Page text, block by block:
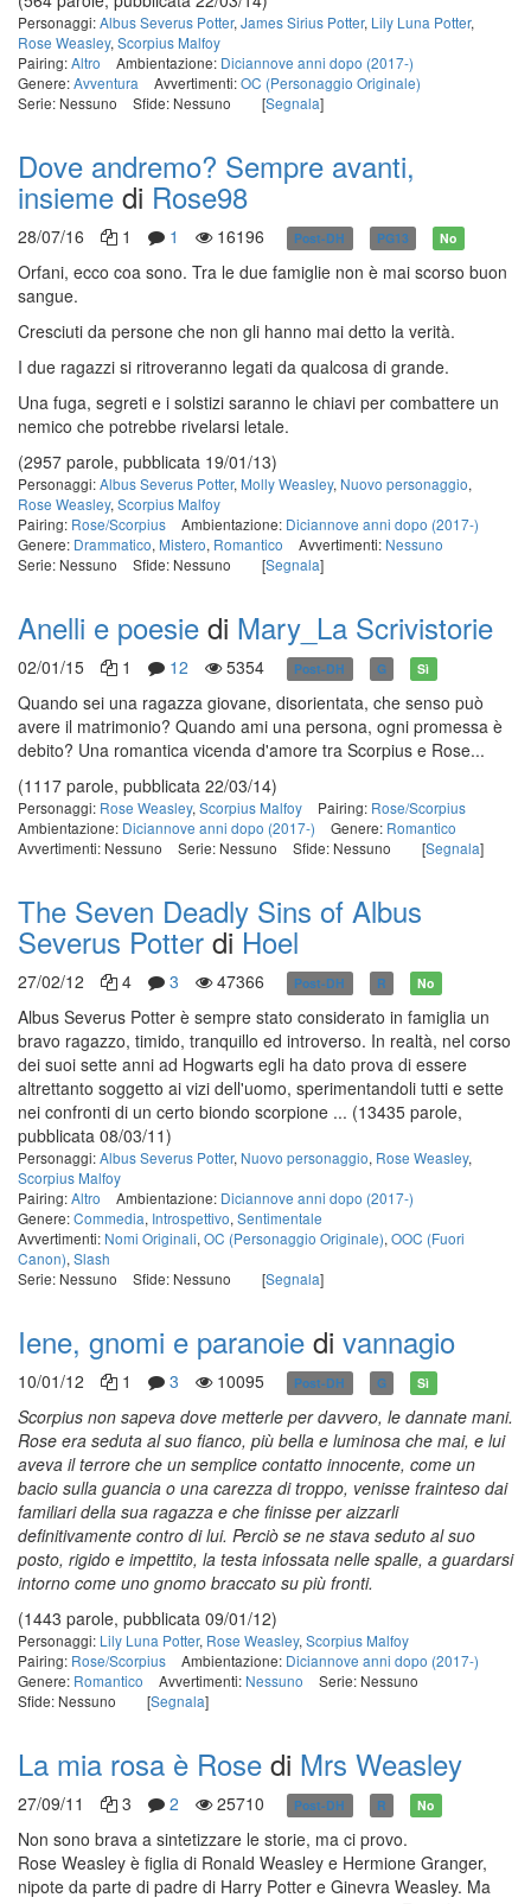
Personaggi:Albus Severus Potter, James Sirius Potter, Lily Luna Potter,
Rose Weasley, Scorpius Malfoy
Pairing:Altro Ambientazione: Diciannove anni dopo (2017-)
Genere:Avventura Avvertimenti:OC (Personaggio Originale)
Serie: Nessuno
Sfide: Nessuno [Segnala]
Dove andremo? Sempre avanti,
insieme di Rose98
28/07/16 1 1 16196 Post-DH PG13 No
Orfani, ecco coa sono. Tra le due famiglie non è mai scorso buon
sangue.
Cresciuti da persone che non gli hanno mai detto la verità.
I due ragazzi si ritroveranno legati da qualcosa di grande.
Una fuga, segreti e i solstizi saranno le chiavi per combattere un
nemico che potrebbe rivelarsi letale.
(2957 parole, pubblicata 19/01/13)
Personaggi:Albus Severus Potter, Molly Weasley, Nuovo personaggio,
Rose Weasley, Scorpius Malfoy
Pairing: Rose/Scorpius Ambientazione: Diciannove anni dopo (2017-)
Genere: Drammatico, Mistero, Romantico Avvertimenti: Nessuno
Serie: Nessuno
Sfide: Nessuno [Segnala]
Anelli e poesie di Mary_La Scrivistorie
02/01/15 1 12 5354 Post-DH G Sì
Quando sei una ragazza giovane, disorientata, che senso può
avere il matrimonio? Quando ami una persona, ogni promessa è
debito? Una romantica vicenda d'amore tra Scorpius e Rose...
(1117 parole, pubblicata 22/03/14)
Personaggi: Rose Weasley, Scorpius Malfoy Pairing: Rose/Scorpius
Ambientazione: Diciannove anni dopo (2017-) Genere: Romantico
Avvertimenti: Nessuno
Serie: Nessuno Sfide: Nessuno [Segnala]
The Seven Deadly Sins of Albus
Severus Potter diHoel
27/02/12 4 3 47366 Post-DH R No
Albus Severus Potter è sempre stato considerato in famiglia un
bravo ragazzo, timido, tranquillo ed introverso. In realtà, nel corso
dei suoi sette anni ad Hogwarts egli ha dato prova di essere
altrettanto soggetto ai vizi dell'uomo, sperimentandoli tutti e sette
nei confronti di un certo biondo scorpione ... (13435 parole,
pubblicata 08/03/11)
Personaggi:Albus Severus Potter, Nuovo personaggio, Rose Weasley,
Scorpius Malfoy
Pairing:Altro Ambientazione: Diciannove anni dopo (2017-)
Genere:Commedia, Introspettivo, Sentimentale
Avvertimenti: Nomi Originali, OC (Personaggio Originale), OOC (Fuori
Canon), Slash
Serie: Nessuno
Sfide: Nessuno [Segnala]
Iene, gnomi e paranoie di vannagio
10/01/12 1 3 10095 Post-DH G Sì
Scorpius non sapeva dove metterle per davvero, le dannate mani.
Rose era seduta al suo fianco, più bella e luminosa che mai, e lui
aveva il terrore che un semplice contatto innocente, come un
bacio sulla guancia o una carezza di troppo, venisse frainteso dai
familiari della sua ragazza e che finisse per aizzarli
definitivamente contro di lui. Perciò se ne stava seduto al suo
posto, rigido e impettito, la testa infossata nelle spalle, a guardarsi
intorno come uno gnomo braccato su più fronti.
(1443 parole, pubblicata 09/01/12)
Personaggi: Lily Luna Potter, Rose Weasley, Scorpius Malfoy
Pairing: Rose/Scorpius Ambientazione: Diciannove anni dopo (2017-)
Genere: Romantico Avvertimenti: Nessuno
Serie: Nessuno
Sfide: Nessuno
[Segnala]
La mia rosa è Rose di Mrs Weasley
27/09/11 3 2 25710 Post-DH R No
Non sono brava a sintetizzare le storie, ma ci provo.
Rose Weasley è figlia di Ronald Weasley e Hermione Granger,
nipote da parte di padre di Harry Potter e Ginevra Weasley. Ma